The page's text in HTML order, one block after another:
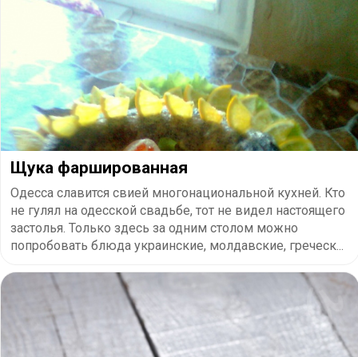
Щука фаршированная
Одесса славится свией многонациональной кухней. Кто
не гулял на одесской свадьбе, тот не видел настоящего
застолья. Только здесь за одним столом можно
попробовать блюда украинские, молдавские, греческ...